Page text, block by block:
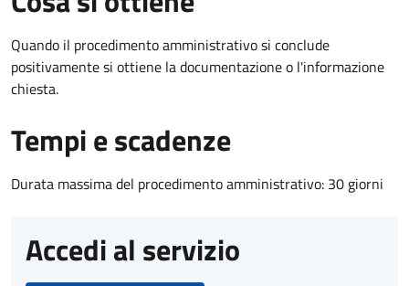
Quando il procedimento amministrativo si conclude
positivamente si ottiene la documentazione o l'informazione
chiesta.
Tempi e scadenze
Durata massima del procedimento amministrativo: 30 giorni
Accedi al servizio